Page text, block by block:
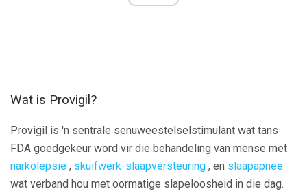
Wat is Provigil?
Provigil is 'n sentrale senuweestelselstimulant wat tans
FDA goedgekeur word vir die behandeling van mense met
narkolepsie , skuifwerk-slaapversteuring , en slaapapnee
wat verband hou met oormatige slapeloosheid in die dag.